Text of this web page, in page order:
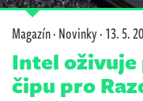
Magazín·Novinky·13. 5.
Intel
čipu pro